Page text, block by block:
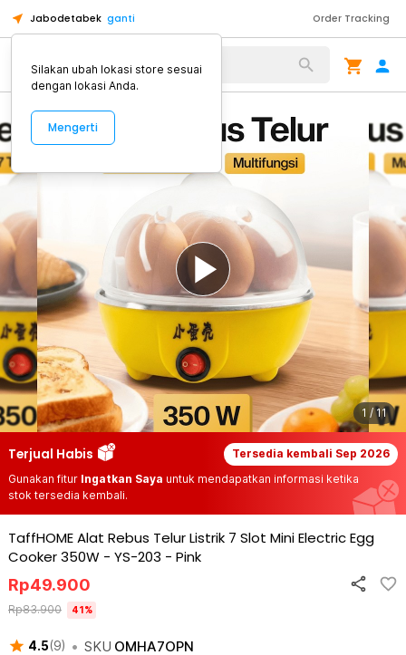
Jabodetabek ganti Order Tracking
Alat Kopi
1 / 11
Terjual Habis Tersedia kembali Sep 2026
Gunakan fitur Ingatkan Saya untuk mendapatkan informasi ketika
stok tersedia kembali.
TaffHOME Alat Rebus Telur Listrik 7 Slot Mini Electric Egg
Cooker 350W - YS-203 - Pink
4.5(9) • SKU OMHA7OPN
Rp49.900
Rp83.900 41%
Silakan ubah lokasi store sesuai
dengan lokasi Anda.
Mengerti